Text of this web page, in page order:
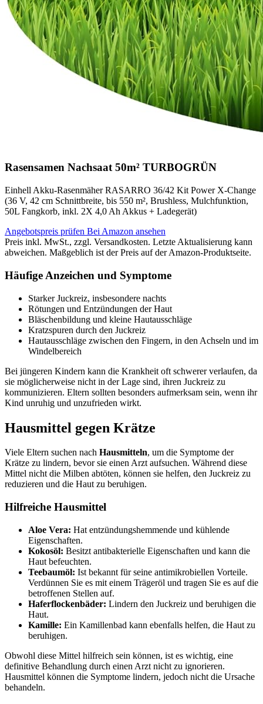
Rasensamen Nachsaat 50m² TURBOGRÜN
Einhell Akku-Rasenmäher RASARRO 36/42 Kit Power X-Change
(36 V, 42 cm Schnittbreite, bis 550 m², Brushless, Mulchfunktion,
50L Fangkorb, inkl. 2X 4,0 Ah Akkus + Ladegerät)
Angebotspreis prüfen Bei Amazon ansehen
Preis inkl. MwSt., zzgl. Versandkosten. Letzte Aktualisierung kann
abweichen. Maßgeblich ist der Preis auf der Amazon-Produktseite.
Häufige Anzeichen und Symptome
Starker Juckreiz, insbesondere nachts
Rötungen und Entzündungen der Haut
Bläschenbildung und kleine Hautausschläge
Kratzspuren durch den Juckreiz
Hautausschläge zwischen den Fingern, in den Achseln und im
Windelbereich
Bei jüngeren Kindern kann die Krankheit oft schwerer verlaufen, da
sie möglicherweise nicht in der Lage sind, ihren Juckreiz zu
kommunizieren. Eltern sollten besonders aufmerksam sein, wenn ihr
Kind unruhig und unzufrieden wirkt.
Hausmittel gegen Krätze
Viele Eltern suchen nach Hausmitteln, um die Symptome der
Krätze zu lindern, bevor sie einen Arzt aufsuchen. Während diese
Mittel nicht die Milben abtöten, können sie helfen, den Juckreiz zu
reduzieren und die Haut zu beruhigen.
Hilfreiche Hausmittel
Aloe Vera: Hat entzündungshemmende und kühlende
Eigenschaften.
Kokosöl: Besitzt antibakterielle Eigenschaften und kann die
Haut befeuchten.
Teebaumöl: Ist bekannt für seine antimikrobiellen Vorteile.
Verdünnen Sie es mit einem Trägeröl und tragen Sie es auf die
betroffenen Stellen auf.
Haferflockenbäder: Lindern den Juckreiz und beruhigen die
Haut.
Kamille: Ein Kamillenbad kann ebenfalls helfen, die Haut zu
beruhigen.
Obwohl diese Mittel hilfreich sein können, ist es wichtig, eine
definitive Behandlung durch einen Arzt nicht zu ignorieren.
Hausmittel können die Symptome lindern, jedoch nicht die Ursache
behandeln.